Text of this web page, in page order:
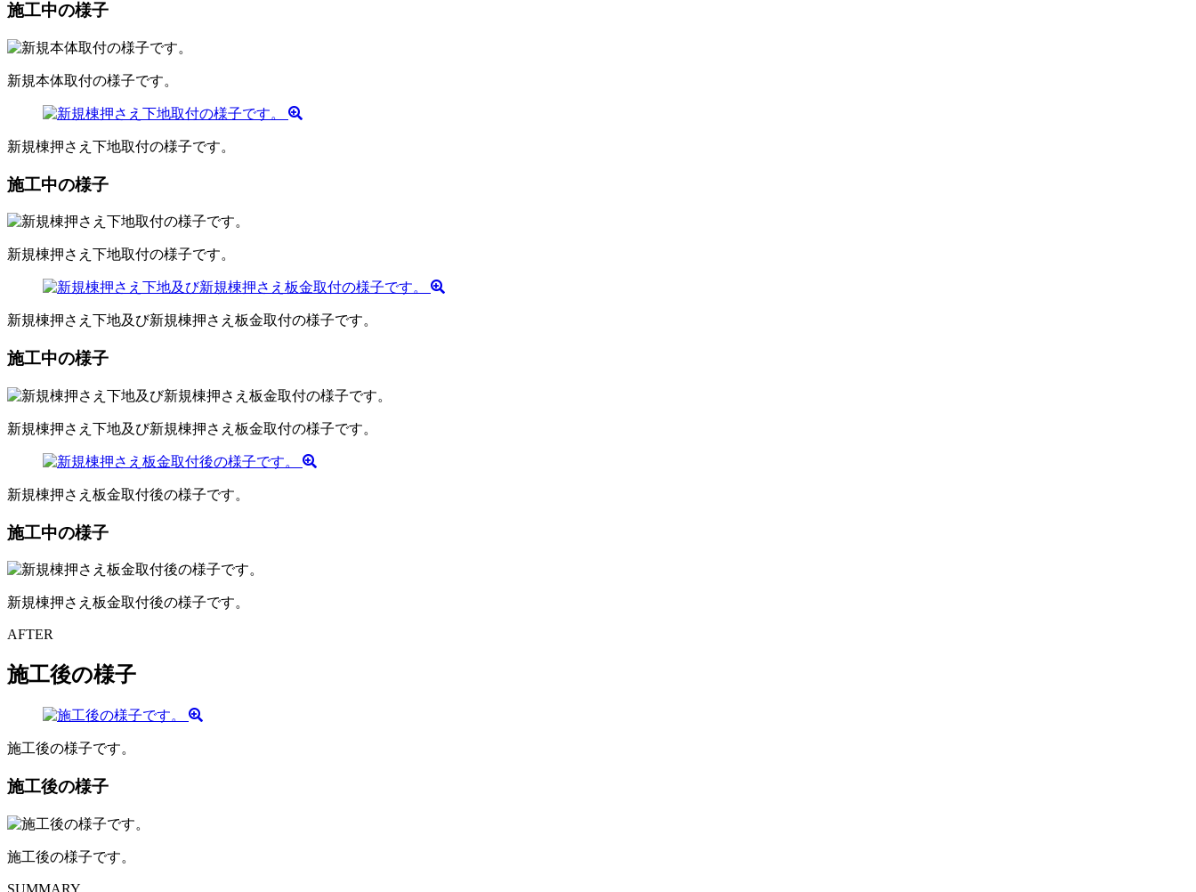
施工中の様子
新規本体取付の様子です。
新規棟押さえ下地取付の様子です。
施工中の様子
新規棟押さえ下地取付の様子です。
新規棟押さえ下地及び新規棟押さえ板金取付の様子です。
施工中の様子
新規棟押さえ下地及び新規棟押さえ板金取付の様子です。
新規棟押さえ板金取付後の様子です。
施工中の様子
新規棟押さえ板金取付後の様子です。
AFTER
施工後の様子
施工後の様子です。
施工後の様子
施工後の様子です。
SUMMARY